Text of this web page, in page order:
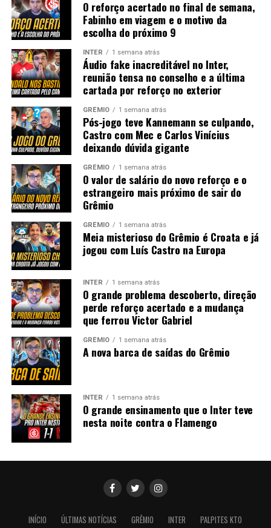
O reforço acertado no final de semana,
Fabinho em viagem e o motivo da
escolha do próximo 9
INTER 1 semana atrás
Áudio fake inacreditável no Inter,
reunião tensa no conselho e a última
cartada por reforço no exterior
GRÊMIO 1 semana atrás
Pós-jogo teve Kannemann se culpando,
Castro com Mec e Carlos Vinícius
deixando dúvida gigante
GRÊMIO 1 semana atrás
O valor de salário do novo reforço e o
estrangeiro mais próximo de sair do
Grêmio
GRÊMIO 1 semana atrás
Meia misterioso do Grêmio é Croata e já
jogou com Luís Castro na Europa
INTER 1 semana atrás
O grande problema descoberto, direção
perde reforço acertado e a mudança
que ferrou Victor Gabriel
GRÊMIO 1 semana atrás
A nova barca de saídas do Grêmio
INTER 1 semana atrás
O grande ensinamento que o Inter teve
nesta noite contra o Flamengo
INÍCIO ÚLTIMAS NOTÍCIAS GRÊMIO INTER PALPITES KTO